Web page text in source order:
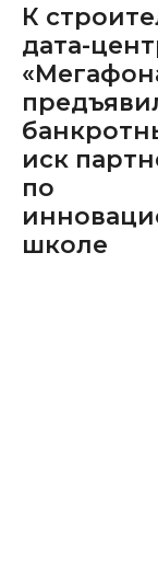
К
дата-
иск
по
школе